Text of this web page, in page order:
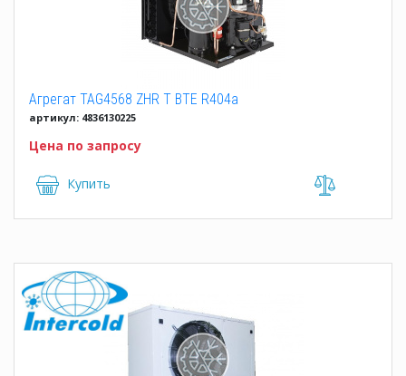
Агрегат TAG4568 ZHR T BTE R404a
артикул: 4836130225
Цена по запросу
Купить